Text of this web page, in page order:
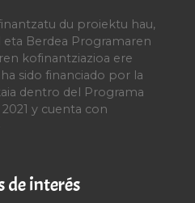
du proiektu hau,
eta Berdea Programaren
kofinantziazioa ere
sido financiado por la
dentro del Programa
y cuenta con
de interés